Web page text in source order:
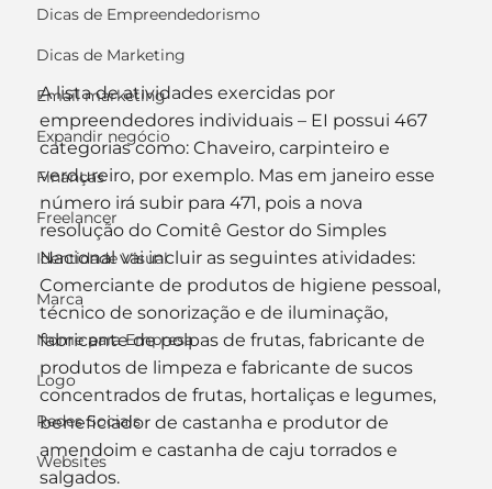
Dicas de Empreendedorismo
Dicas de Marketing
Email marketing
Expandir negócio
Finanças
Freelancer
Identidade Visual
Marca
Nome para Empresa
Logo
Redes Sociais
Websites
A lista de atividades exercidas por
empreendedores individuais – EI possui 467
categorias como: Chaveiro, carpinteiro e
verdureiro, por exemplo. Mas em janeiro esse
número irá subir para 471, pois a nova
resolução do Comitê Gestor do Simples
Nacional vai incluir as seguintes atividades:
Comerciante de produtos de higiene pessoal,
técnico de sonorização e de iluminação,
fabricante de polpas de frutas, fabricante de
produtos de limpeza e fabricante de sucos
concentrados de frutas, hortaliças e legumes,
beneficiador de castanha e produtor de
amendoim e castanha de caju torrados e
salgados.